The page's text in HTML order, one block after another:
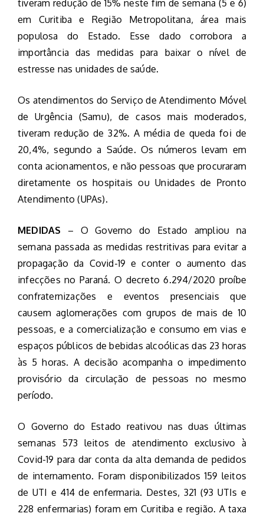
tiveram redução de 15% neste fim de semana (5 e 6)
em Curitiba e Região Metropolitana, área mais
populosa do Estado. Esse dado corrobora a
importância das medidas para baixar o nível de
estresse nas unidades de saúde.
Os atendimentos do Serviço de Atendimento Móvel
de Urgência (Samu), de casos mais moderados,
tiveram redução de 32%. A média de queda foi de
20,4%, segundo a Saúde. Os números levam em
conta acionamentos, e não pessoas que procuraram
diretamente os hospitais ou Unidades de Pronto
Atendimento (UPAs).
MEDIDAS – O Governo do Estado ampliou na
semana passada as medidas restritivas para evitar a
propagação da Covid-19 e conter o aumento das
infecções no Paraná. O decreto 6.294/2020 proíbe
confraternizações e eventos presenciais que
causem aglomerações com grupos de mais de 10
pessoas, e a comercialização e consumo em vias e
espaços públicos de bebidas alcoólicas das 23 horas
às 5 horas. A decisão acompanha o impedimento
provisório da circulação de pessoas no mesmo
período.
O Governo do Estado reativou nas duas últimas
semanas 573 leitos de atendimento exclusivo à
Covid-19 para dar conta da alta demanda de pedidos
de internamento. Foram disponibilizados 159 leitos
de UTI e 414 de enfermaria. Destes, 321 (93 UTIs e
228 enfermarias) foram em Curitiba e região. A taxa